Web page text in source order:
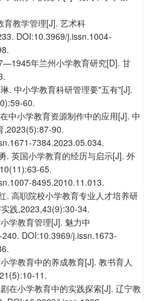
育教学管理[J]. 艺术科
DOI:10.3969/j.issn.1004-
年兰州小学教育研究[D]. 甘
. 中小学教育科研管理要"五有"[J].
60.
中小学教育资源制作中的应用[J]. 中
,2023(5):87-90.
7384.2023.05.034.
. 英国小学教育的经历与启示[J]. 外
65.
8495.2010.11.013.
. 高职院校小学教育专业人才培养研
践,2023,43(9):30-34.
学教育管理[J]. 魅力中
DOI:10.3969/j.issn.1673-
学教育中的养成教育[J]. 教书育人
11.
在小学教育中的实践探索[J]. 辽宁教